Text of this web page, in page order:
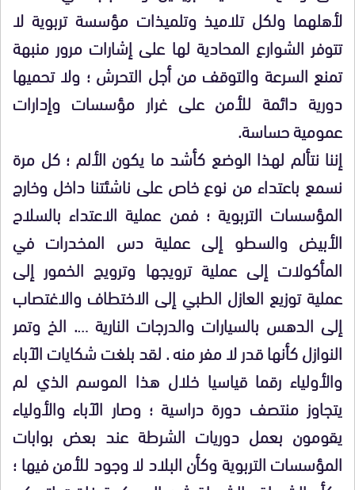
لأهلهما ولكل تلاميذ وتلميذات مؤسسة تربوية لا
تتوفر الشوارع المحادية لها على إشارات مرور منبهة
تمنع السرعة والتوقف من أجل التحرش ؛ ولا تحميها
دورية دائمة للأمن على غرار مؤسسات وإدارات
عمومية حساسة.
إننا نتألم لهذا الوضع كأشد ما يكون الألم ؛ كل مرة
نسمع باعتداء من نوع خاص على ناشئتنا داخل وخارج
المؤسسات التربوية ؛ فمن عملية الاعتداء بالسلاح
الأبيض والسطو إلى عملية دس المخدرات في
المأكولات إلى عملية ترويجها وترويج الخمور إلى
عملية توزيع العازل الطبي إلى الاختطاف والاغتصاب
إلى الدهس بالسيارات والدرجات النارية …. الخ وتمر
النوازل كأنها قدر لا مفر منه . لقد بلغت شكايات الآباء
والأولياء رقما قياسيا خلال هذا الموسم الذي لم
يتجاوز منتصف دورة دراسية ؛ وصار الآباء والأولياء
يقومون بعمل دوريات الشرطة عند بعض بوابات
المؤسسات التربوية وكأن البلاد لا وجود للأمن فيها ؛